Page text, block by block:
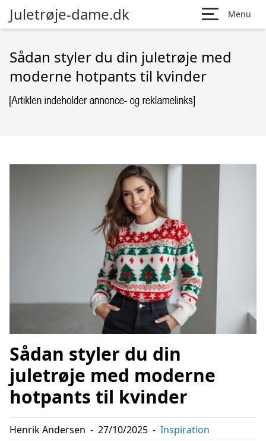
Juletrøje-dame.dk Menu
Sådan styler du din juletrøje med
moderne hotpants til kvinder
Sådan styler du din
juletrøje med moderne
hotpants til kvinder
Henrik Andersen - 27/10/2025 - Inspiration